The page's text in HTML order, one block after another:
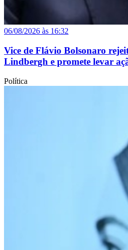
06/08/2026 às 16:32
Vice de Flávio Bolsonaro
Lindbergh e promete levar
Política